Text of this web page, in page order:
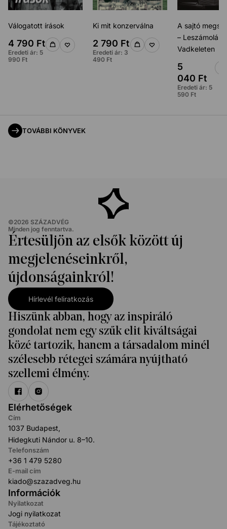
Válogatott írások
4 790 Ft
Eredeti ár: 5
990 Ft
Ki mit konzerválna
2 790 Ft
Eredeti ár: 3
490 Ft
A sajtó
– Leszámolás
Vadkeleten
5
040 Ft
Eredeti ár: 5
590 Ft
TOVÁBBI KÖNYVEK
©2026 SZÁZADVÉG
Minden jog fenntartva.
Értesüljön az elsők között új
megjelenéseinkről,
újdonságainkról!
Hírlevél feliratkozás
Hiszünk abban, hogy az inspiráló
gondolat nem egy szűk elit kiváltságai
közé tartozik, hanem a társadalom minél
szélesebb rétegei számára nyújtható
szellemi élmény.
Információk
Nyilatkozat
Jogi nyilatkozat
Tájékoztató
Elérhetőségek
Cím
1037 Budapest,
Hidegkuti Nándor u. 8–10.
Telefonszám
+36 1 479 5280
E-mail cím
kiado@szazadveg.hu